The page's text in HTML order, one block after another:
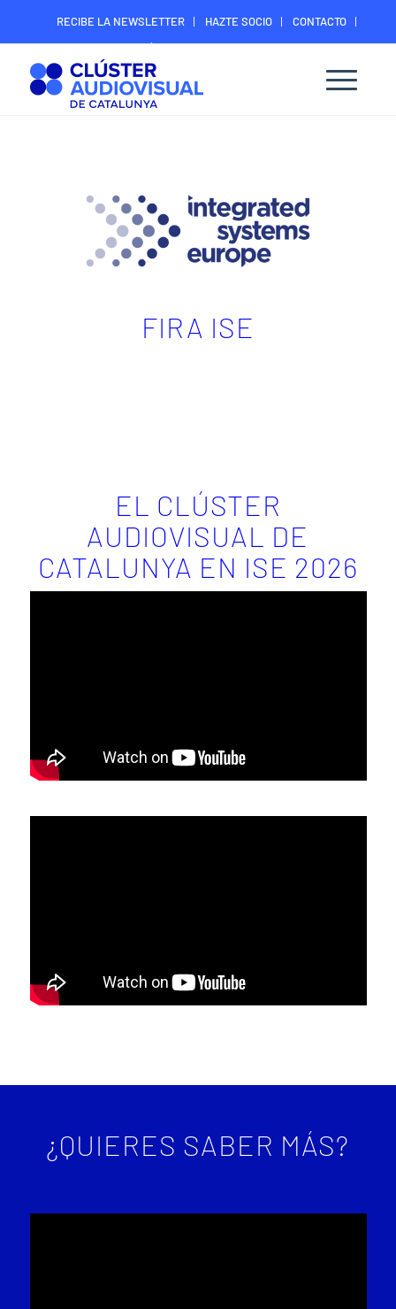
RECIBE LA NEWSLETTER HAZTE SOCIO
CONTACTO
ÁREA DIGITAL SOCIOS
FIRA ISE
EL CLÚSTER
AUDIOVISUAL DE
CATALUNYA EN ISE 2026
¿QUIERES SABER MÁS?